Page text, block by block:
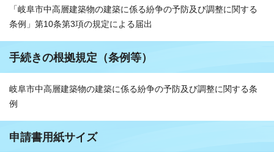
「岐阜市中高層建築物の建築に係る紛争の予防及び調整に関する
条例」第10条第3項の規定による届出
手続きの根拠規定（条例等）
岐阜市中高層建築物の建築に係る紛争の予防及び調整に関する条
例
申請書用紙サイズ